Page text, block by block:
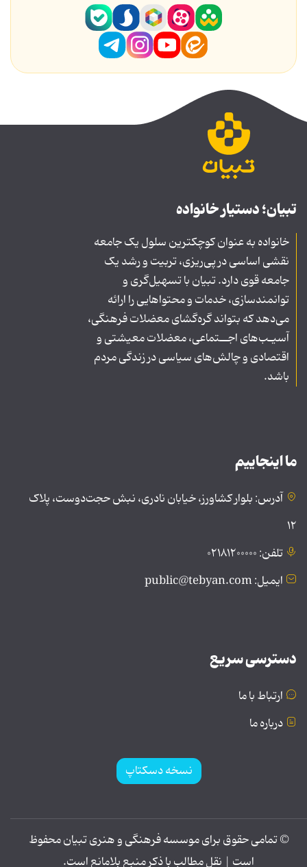
تبیان؛ دستیار خانواده
خانواده به عنوان کوچکترین سلول یک جامعه
نقشی اساسی در پی‌ریزی، تربیت و رشد یک
جامعه قوی دارد. تبیان با تسهیل‌گری و
توانمندسازی، خدمات و محتواهایی را ارائه
می‌دهد که بتواند گره‌گشای معضلات فرهنگی،
آسیـب‌های اجــتماعی، معضلات معیشتی و
اقتصادی و چالش‌های سیاسی در زندگی مردم
باشد.
ما اینجاییم
آدرس: بلوار کشاورز، خیابان نادری، نبش حجت‌دوست، پلاک
۱۲
تلفن: ۰۲۱۸۱۲۰۰۰۰۰
ایمیل: public@tebyan.com
دسترسی سریع
ارتباط با ما
درباره ما
نسخه دسکتاپ
© تمامی حقوق برای موسسه فرهنگی و هنری تبیان محفوظ
است | نقل مطالب با ذکر منبع بلامانع است.